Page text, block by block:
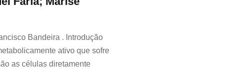
Bandeira . Introdução
ativo que sofre
as células diretamente